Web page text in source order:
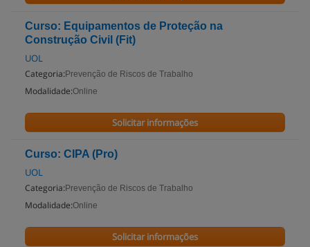
Curso: Equipamentos de Proteção na
Construção Civil (Fit)
UOL
Categoria: Prevenção de Riscos de Trabalho
Modalidade:Online
Solicitar informações
Curso: CIPA (Pro)
UOL
Categoria: Prevenção de Riscos de Trabalho
Modalidade:Online
Solicitar informações